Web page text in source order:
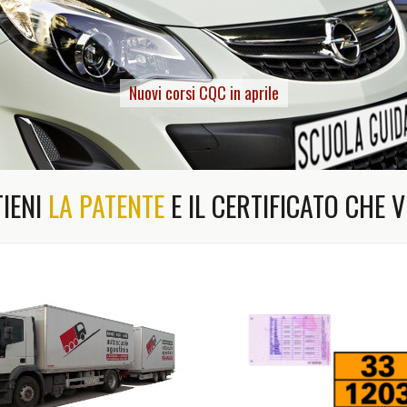
Nuovi corsi CQC in aprile
LA PATENTE E IL CERTIFICATO CHE